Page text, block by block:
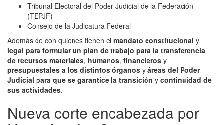
Tribunal Electoral del Poder Judicial de la Federación
(TEPJF)
Consejo de la Judicatura Federal
Además de con quienes tienen el mandato constitucional y
legal para formular un plan de trabajo para la transferencia
de recursos materiales, humanos, financieros y
presupuestales a los distintos órganos y áreas del Poder
Judicial para que se garantice la transición y continuidad de
sus actividades.
Nueva corte encabezada por